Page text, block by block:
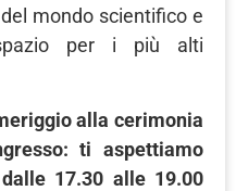
mondo scientifico e
per i più alti
alla cerimonia
ti aspettiamo
17.30 alle 19.00